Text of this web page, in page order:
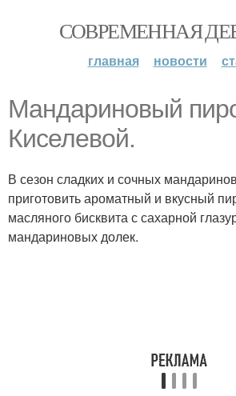
СОВРЕМЕННАЯ
главная новости
Мандариновый
Киселевой.
В сезон сладких и сочных
приготовить ароматный и вкусный
масляного бисквита с сахарной
мандариновых долек.